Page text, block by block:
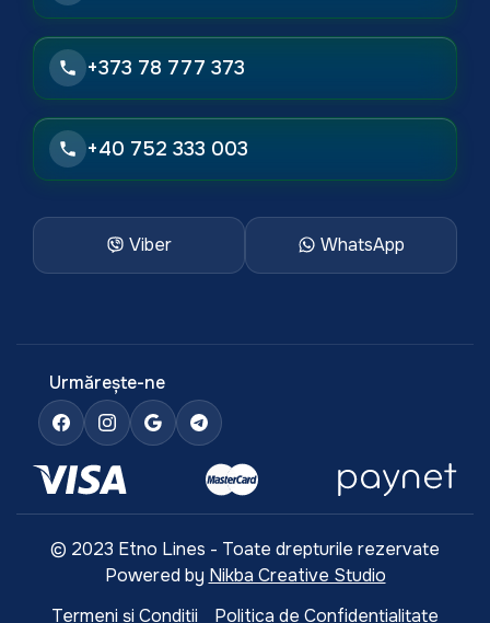
+373 78 777 373
+40 752 333 003
Urmărește-ne
Viber WhatsApp
© 2023 Etno Lines - Toate drepturile rezervate
Powered by Nikba Creative Studio
Termeni și Condiții
Politica de Confidențialitate